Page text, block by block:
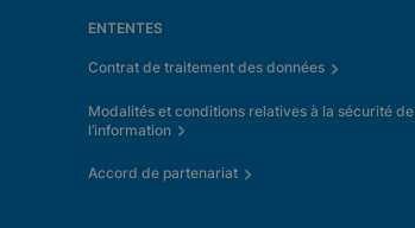
ENTENTES
Contrat de traitement des données
Modalités et conditions relatives à la sécurité de
l’information
Accord de partenariat